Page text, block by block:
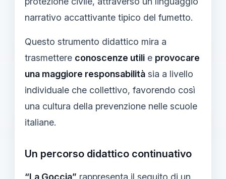
narrativo accattivante tipico del fumetto.
Questo strumento didattico mira a
trasmettere conoscenze utili e provocare
una maggiore responsabilità sia a livello
individuale che collettivo, favorendo così
una cultura della prevenzione nelle scuole
italiane.
Un percorso didattico continuativo
“La Goccia” rappresenta il seguito di un